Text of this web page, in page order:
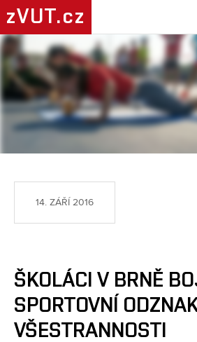
zVUT.cz
SPORT
14. ZÁŘÍ 2016
ŠKOLÁCI V BRNĚ
SPORTOVNÍ
VŠESTRANNOSTI